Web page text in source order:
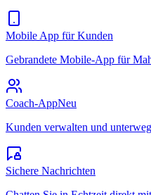
Mobile App für Kunden
Gebrandete Mobile-App für
Coach-AppNeu
Kunden verwalten und
Sichere Nachrichten